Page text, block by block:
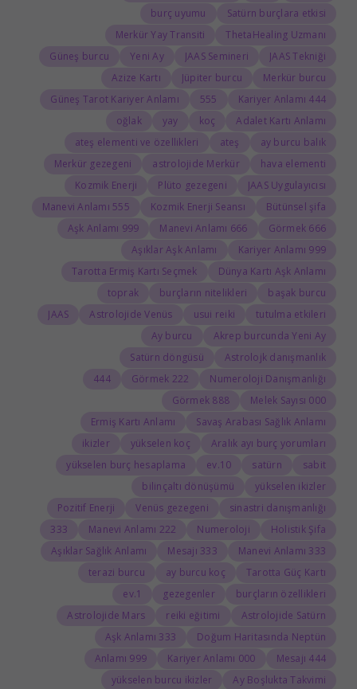
Satürn burçlara etkisi
burç uyumu
ThetaHealing Uzmanı
Merkür Yay Transiti
JAAS Tekniği
JAAS Semineri
Yeni Ay
Güneş burcu
Merkür burcu
Jüpiter burcu
Azize Kartı
444 Kariyer Anlamı
555
Güneş Tarot Kariyer Anlamı
Adalet Kartı Anlamı
koç
yay
oğlak
ay burcu balık
ateş
ateş elementi ve özellikleri
hava elementi
astrolojide Merkür
Merkür gezegeni
JAAS Uygulayıcısı
Plüto gezegeni
Kozmik Enerji
Bütünsel şifa
Kozmik Enerji Seansı
555 Manevi Anlamı
666 Görmek
666 Manevi Anlamı
999 Aşk Anlamı
999 Kariyer Anlamı
Aşıklar Aşk Anlamı
Dünya Kartı Aşk Anlamı
Tarotta Ermiş Kartı Seçmek
başak burcu
burçların nitelikleri
toprak
tutulma etkileri
usui reiki
Astrolojide Venüs
JAAS
Akrep burcunda Yeni Ay
Ay burcu
Astrolojk danışmanlık
Satürn döngüsü
Numeroloji Danışmanlığı
222 Görmek
444
000 Melek Sayısı
888 Görmek
Savaş Arabası Sağlık Anlamı
Ermiş Kartı Anlamı
Aralık ayı burç yorumları
yükselen koç
ikizler
sabit
satürn
10.ev
yükselen burç hesaplama
yükselen ikizler
bilinçaltı dönüşümü
sinastri danışmanlığı
Venüs gezegeni
Pozitif Enerji
Holistik Şifa
Numeroloji
222 Manevi Anlamı
333
333 Manevi Anlamı
333 Mesajı
Aşıklar Sağlık Anlamı
Tarotta Güç Kartı
ay burcu koç
terazi burcu
burçların özellikleri
gezegenler
1.ev
Astrolojide Satürn
reiki eğitimi
Astrolojide Mars
Doğum Haritasında Neptün
333 Aşk Anlamı
444 Mesajı
000 Kariyer Anlamı
999 Anlamı
Ay Boşlukta Takvimi
yükselen burcu ikizler